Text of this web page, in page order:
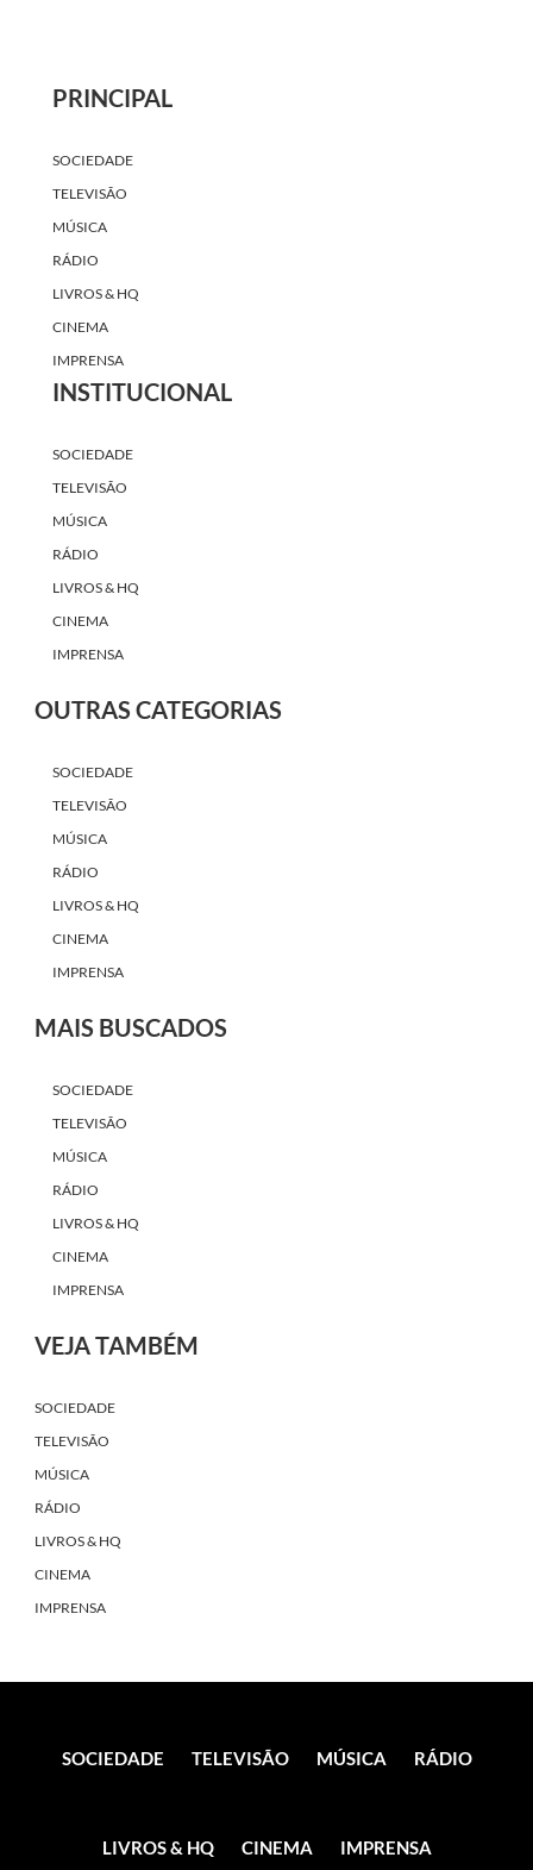
PRINCIPAL
SOCIEDADE
TELEVISÃO
MÚSICA
RÁDIO
LIVROS & HQ
CINEMA
IMPRENSA
INSTITUCIONAL
SOCIEDADE
TELEVISÃO
MÚSICA
RÁDIO
LIVROS & HQ
CINEMA
IMPRENSA
OUTRAS CATEGORIAS
SOCIEDADE
TELEVISÃO
MÚSICA
RÁDIO
LIVROS & HQ
CINEMA
IMPRENSA
MAIS BUSCADOS
SOCIEDADE
TELEVISÃO
MÚSICA
RÁDIO
LIVROS & HQ
CINEMA
IMPRENSA
VEJA TAMBÉM
SOCIEDADE
TELEVISÃO
MÚSICA
RÁDIO
LIVROS & HQ
CINEMA
IMPRENSA
SOCIEDADE TELEVISÃO MÚSICA RÁDIO
LIVROS & HQ CINEMA IMPRENSA